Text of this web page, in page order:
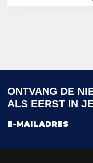
ONTVANG DE
ALS EERST IN